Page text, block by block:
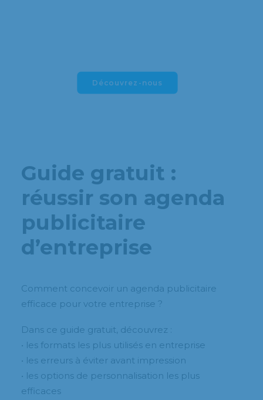
Découvrez-nous
Guide gratuit :
réussir son agenda
publicitaire
d’entreprise
Comment concevoir un agenda publicitaire
efficace pour votre entreprise ?
Dans ce guide gratuit, découvrez :
• les formats les plus utilisés en entreprise
• les erreurs à éviter avant impression
• les options de personnalisation les plus
efficaces